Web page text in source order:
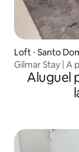
Loft ⋅ Santo
Gilmar Stay | A
Aluguel